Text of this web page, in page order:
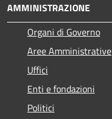
AMMINISTRAZIONE
Organi di Governo
Aree Amministrative
Uffici
Enti e fondazioni
Politici